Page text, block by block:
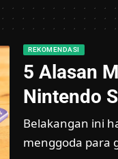
REKOMENDASI
5 Alasan
Nintendo
Belakangan ini
menggoda para